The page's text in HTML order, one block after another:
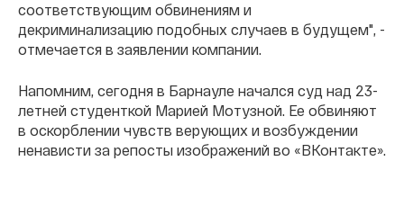
соответствующим обвинениям и
декриминализацию подобных случаев в будущем", -
отмечается в заявлении компании.
Напомним, сегодня в Барнауле начался суд над 23-
летней студенткой Марией Мотузной. Ее обвиняют
в оскорблении чувств верующих и возбуждении
ненависти за репосты изображений во «ВКонтакте».